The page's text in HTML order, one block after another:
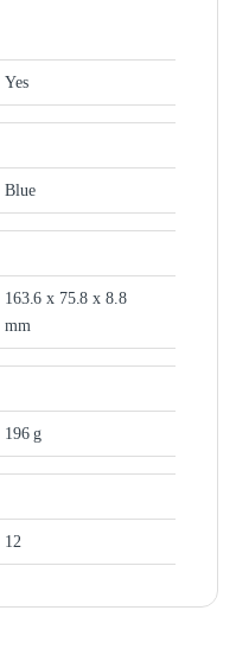
Yes
Blue
163.6 x 75.8 x 8.8
mm
196 g
12